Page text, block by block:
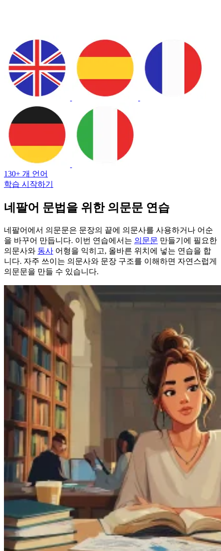
130+ 개 언어
학습 시작하기
네팔어 문법을 위한 의문문 연습
네팔어에서 의문문은 문장의 끝에 의문사를 사용하거나 어순
을 바꾸어 만듭니다. 이번 연습에서는 의문문 만들기에 필요한
의문사와 동사 어형을 익히고, 올바른 위치에 넣는 연습을 합
니다. 자주 쓰이는 의문사와 문장 구조를 이해하면 자연스럽게
의문문을 만들 수 있습니다.